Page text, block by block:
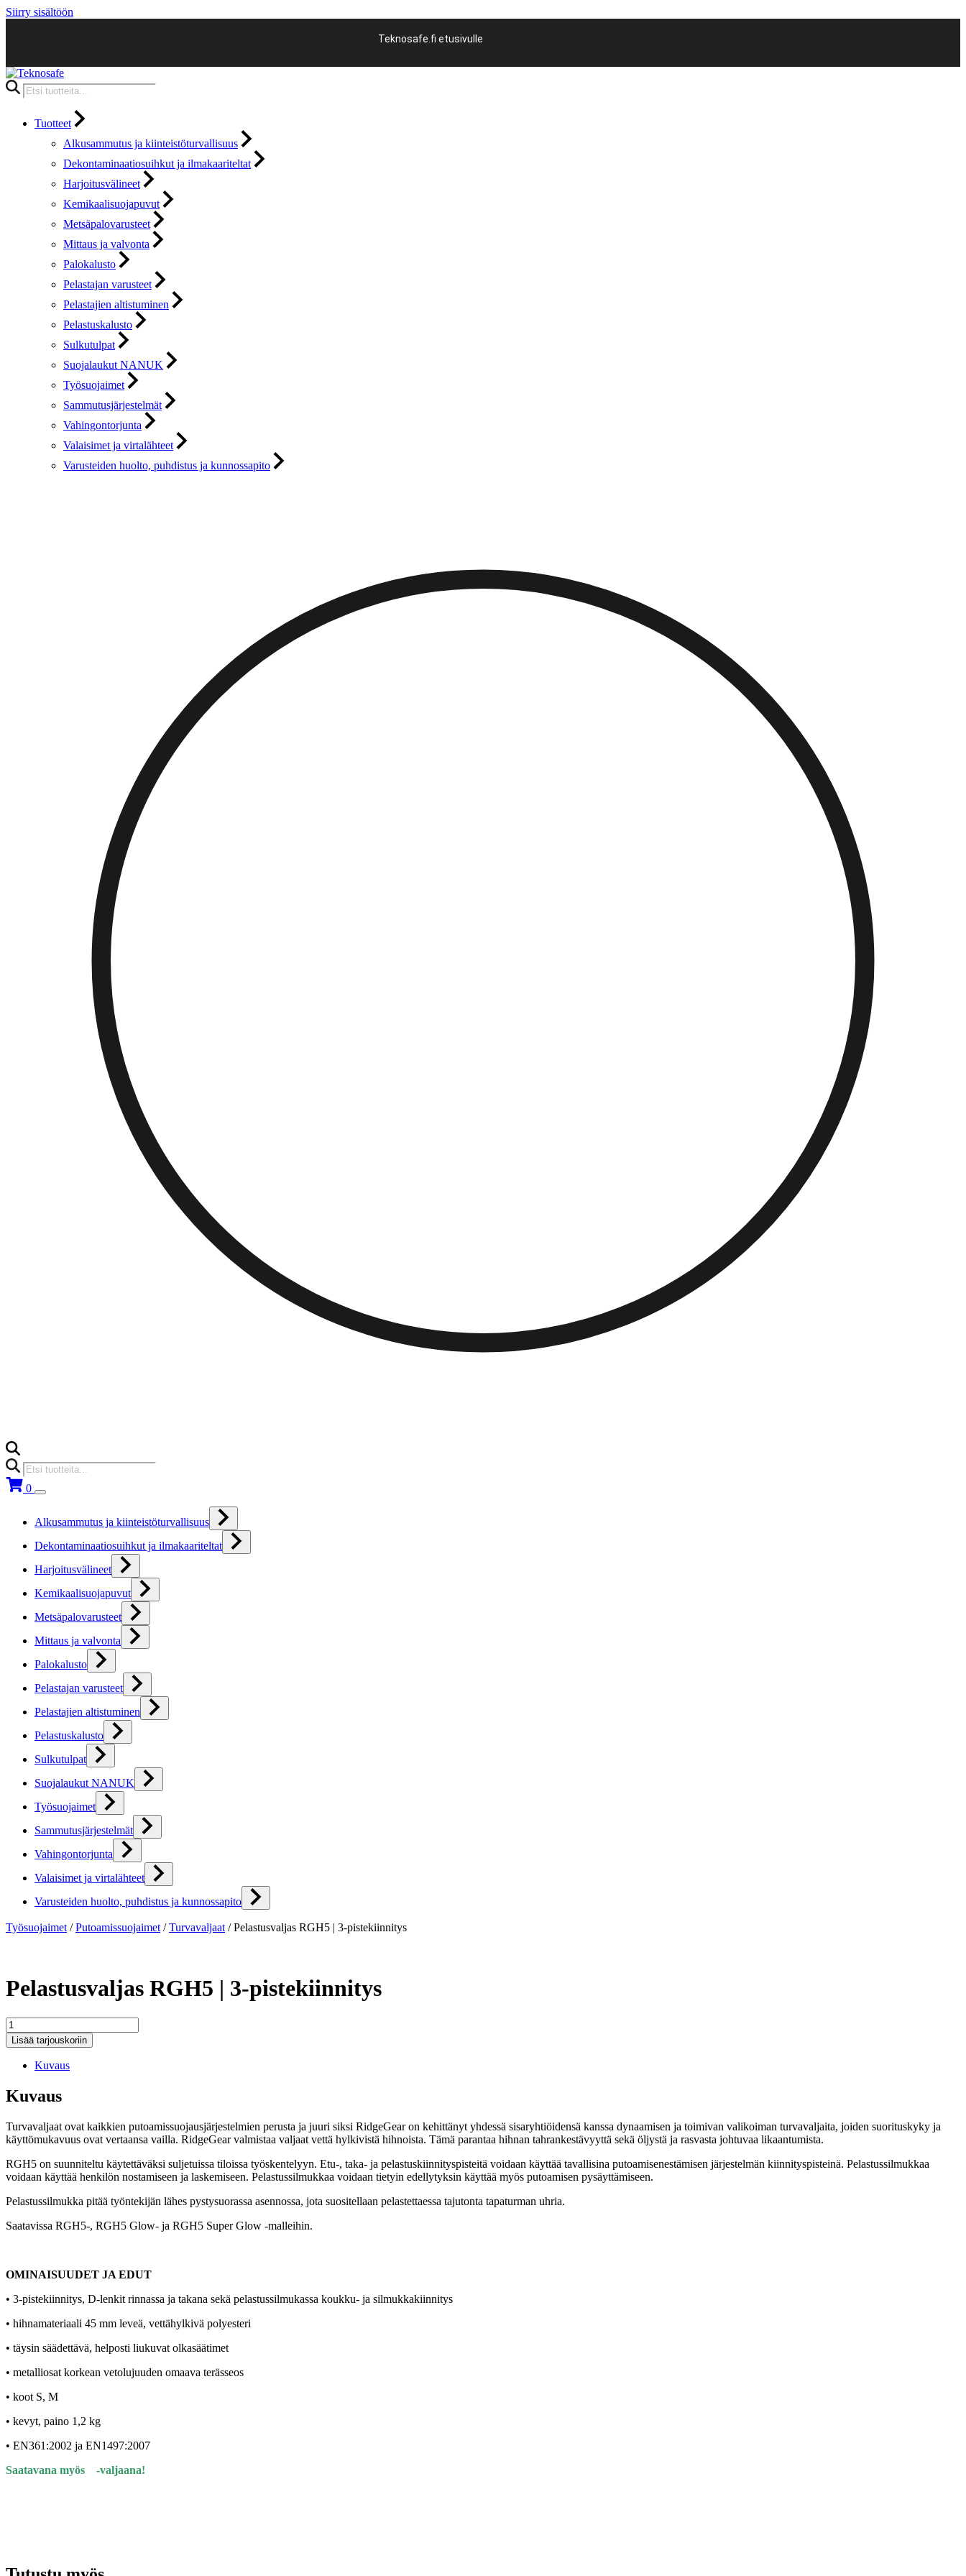
Siirry sisältöön
Teknosafe.fi etusivulle
Products
search
Tuotteet
Alkusammutus ja kiinteistöturvallisuus
Dekontaminaatiosuihkut ja ilmakaariteltat
Harjoitusvälineet
Kemikaalisuojapuvut
Metsäpalovarusteet
Mittaus ja valvonta
Palokalusto
Pelastajan varusteet
Pelastajien altistuminen
Pelastuskalusto
Sulkutulpat
Suojalaukut NANUK
Työsuojaimet
Sammutusjärjestelmät
Vahingontorjunta
Valaisimet ja virtalähteet
Varusteiden huolto, puhdistus ja kunnossapito
Products
search
0
Alkusammutus ja kiinteistöturvallisuus
Dekontaminaatiosuihkut ja ilmakaariteltat
Harjoitusvälineet
Kemikaalisuojapuvut
Metsäpalovarusteet
Mittaus ja valvonta
Palokalusto
Pelastajan varusteet
Pelastajien altistuminen
Pelastuskalusto
Sulkutulpat
Suojalaukut NANUK
Työsuojaimet
Sammutusjärjestelmät
Vahingontorjunta
Valaisimet ja virtalähteet
Varusteiden huolto, puhdistus ja kunnossapito
Työsuojaimet /Putoamissuojaimet /Turvavaljaat /Pelastusvaljas RGH5 | 3-pistekiinnitys
Pelastusvaljas RGH5 | 3-pistekiinnitys
Pelastusvaljas
RGH5
|
pistekiinnitys
määrä
Lisää tarjouskoriin
Kuvaus
Kuvaus
Turvavaljaat ovat kaikkien putoamissuojausjärjestelmien perusta ja juuri siksi RidgeGear on kehittänyt yhdessä sisaryhtiöidensä kanssa dynaamisen ja toimivan valikoiman turvavaljaita, joiden suorituskyky ja
käyttömukavuus ovat vertaansa vailla. RidgeGear valmistaa valjaat vettä hylkivistä hihnoista. Tämä parantaa hihnan tahrankestävyyttä sekä öljystä ja rasvasta johtuvaa likaantumista.
RGH5 on suunniteltu käytettäväksi suljetuissa tiloissa työskentelyyn. Etu-, taka- ja pelastuskiinnityspisteitä voidaan käyttää tavallisina putoamisenestämisen järjestelmän kiinnityspisteinä. Pelastussilmukkaa
voidaan käyttää henkilön nostamiseen ja laskemiseen. Pelastussilmukkaa voidaan tietyin edellytyksin käyttää myös putoamisen pysäyttämiseen.
Pelastussilmukka pitää työntekijän lähes pystysuorassa asennossa, jota suositellaan pelastettaessa tajutonta tapaturman uhria.
Saatavissa RGH5-, RGH5 Glow- ja RGH5 Super Glow -malleihin.
OMINAISUUDET JA EDUT
• 3-pistekiinnitys, D-lenkit rinnassa ja takana sekä pelastussilmukassa koukku- ja silmukkakiinnitys
• hihnamateriaali 45 mm leveä, vettähylkivä polyesteri
• täysin säädettävä, helposti liukuvat olkasäätimet
• metalliosat korkean vetolujuuden omaava terässeos
• koot S, M
• kevyt, paino 1,2 kg
• EN361:2002 ja EN1497:2007
Saatavana myös
-valjaana!